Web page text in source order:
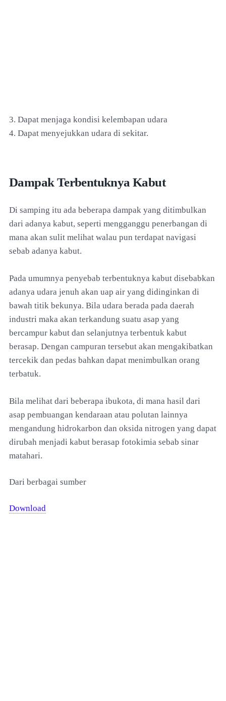
3. Dapat menjaga kondisi kelembapan udara
4. Dapat menyejukkan udara di sekitar.
Dampak Terbentuknya Kabut
Di samping itu ada beberapa dampak yang ditimbulkan
dari adanya kabut, seperti mengganggu penerbangan di
mana akan sulit melihat walau pun terdapat navigasi
sebab adanya kabut.
Pada umumnya penyebab terbentuknya kabut disebabkan
adanya udara jenuh akan uap air yang didinginkan di
bawah titik bekunya. Bila udara berada pada daerah
industri maka akan terkandung suatu asap yang
bercampur kabut dan selanjutnya terbentuk kabut
berasap. Dengan campuran tersebut akan mengakibatkan
tercekik dan pedas bahkan dapat menimbulkan orang
terbatuk.
Bila melihat dari beberapa ibukota, di mana hasil dari
asap pembuangan kendaraan atau polutan lainnya
mengandung hidrokarbon dan oksida nitrogen yang dapat
dirubah menjadi kabut berasap fotokimia sebab sinar
matahari.
Dari berbagai sumber
Download